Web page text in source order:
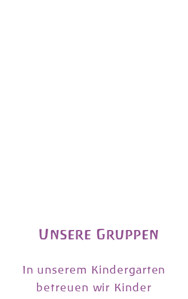
Unsere Gruppen
In unserem Kindergarten
betreuen wir Kinder